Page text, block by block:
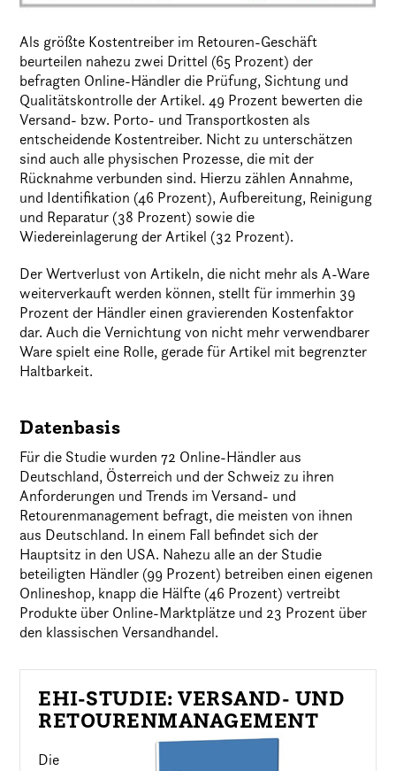
Als größte Kostentreiber im Retouren-Geschäft
beurteilen nahezu zwei Drittel (65 Prozent) der
befragten Online-Händler die Prüfung, Sichtung und
Qualitätskontrolle der Artikel. 49 Prozent bewerten die
Versand- bzw. Porto- und Transportkosten als
entscheidende Kostentreiber. Nicht zu unterschätzen
sind auch alle physischen Prozesse, die mit der
Rücknahme verbunden sind. Hierzu zählen Annahme,
und Identifikation (46 Prozent), Aufbereitung, Reinigung
und Reparatur (38 Prozent) sowie die
Wiedereinlagerung der Artikel (32 Prozent).
Der Wertverlust von Artikeln, die nicht mehr als A-Ware
weiterverkauft werden können, stellt für immerhin 39
Prozent der Händler einen gravierenden Kostenfaktor
dar. Auch die Vernichtung von nicht mehr verwendbarer
Ware spielt eine Rolle, gerade für Artikel mit begrenzter
Haltbarkeit.
Datenbasis
Für die Studie wurden 72 Online-Händler aus
Deutschland, Österreich und der Schweiz zu ihren
Anforderungen und Trends im Versand- und
Retourenmanagement befragt, die meisten von ihnen
aus Deutschland. In einem Fall befindet sich der
Hauptsitz in den USA. Nahezu alle an der Studie
beteiligten Händler (99 Prozent) betreiben einen eigenen
Onlineshop, knapp die Hälfte (46 Prozent) vertreibt
Produkte über Online-Marktplätze und 23 Prozent über
den klassischen Versandhandel.
EHI-STUDIE: VERSAND- UND
RETOURENMANAGEMENT
Die